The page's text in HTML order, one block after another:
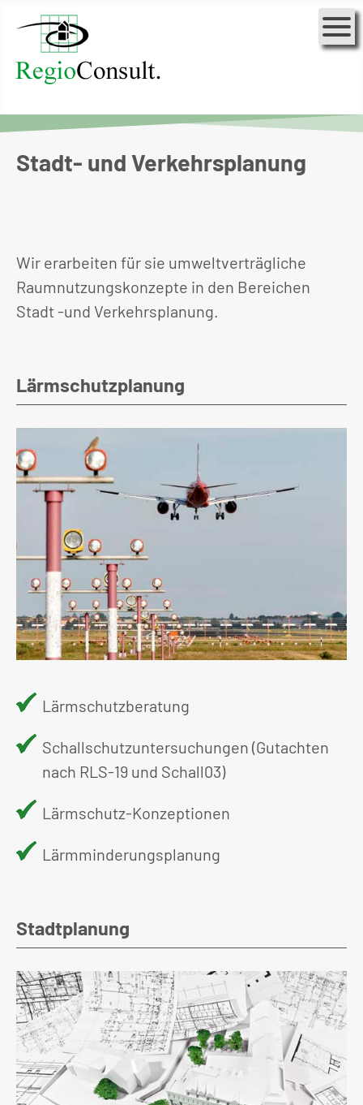
Stadt- und Verkehrsplanung
Wir erarbeiten für sie umweltverträgliche
Raumnutzungskonzepte in den Bereichen
Stadt -und Verkehrsplanung.
Lärmschutzplanung
Lärmschutzberatung
Schallschutzuntersuchungen (Gutachten
nach RLS-19 und Schall03)
Lärmschutz-Konzeptionen
Lärmminderungsplanung
Stadtplanung